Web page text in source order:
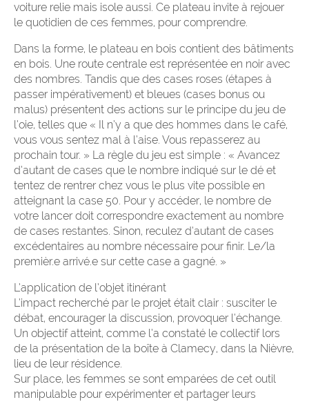
voiture relie mais isole aussi. Ce plateau invite à rejouer
le quotidien de ces femmes, pour comprendre.
Dans la forme, le plateau en bois contient des bâtiments
en bois. Une route centrale est représentée en noir avec
des nombres. Tandis que des cases roses (étapes à
passer impérativement) et bleues (cases bonus ou
malus) présentent des actions sur le principe du jeu de
l’oie, telles que « Il n’y a que des hommes dans le café,
vous vous sentez mal à l’aise. Vous repasserez au
prochain tour. » La règle du jeu est simple : « Avancez
d’autant de cases que le nombre indiqué sur le dé et
tentez de rentrer chez vous le plus vite possible en
atteignant la case 50. Pour y accéder, le nombre de
votre lancer doit correspondre exactement au nombre
de cases restantes. Sinon, reculez d’autant de cases
excédentaires au nombre nécessaire pour finir. Le/la
premièr.e arrivé.e sur cette case a gagné. »
L’application de l’objet itinérant
L’impact recherché par le projet était clair : susciter le
débat, encourager la discussion, provoquer l’échange.
Un objectif atteint, comme l’a constaté le collectif lors
de la présentation de la boîte à Clamecy, dans la Nièvre,
lieu de leur résidence.
Sur place, les femmes se sont emparées de cet outil
manipulable pour expérimenter et partager leurs